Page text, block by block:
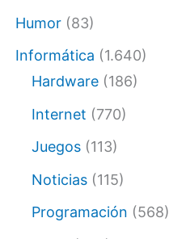
Humor (83)
Informática (1.640)
Hardware (186)
Internet (770)
Juegos (113)
Noticias (115)
Programación (568)